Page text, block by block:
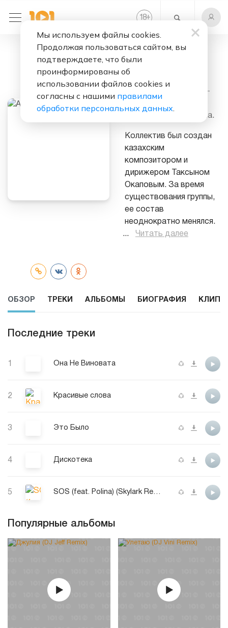
18+
A’Studio
A`Studio (А-Студио) —
российская поп-группа.
Коллектив был создан
казахским
композитором и
дирижером Таксыном
Окаповым. За время
существования группы,
ее состав
неоднократно менялся.
...
Читать далее
ОБЗОР ТРЕКИ АЛЬБОМЫ БИОГРАФИЯ КЛИПЫ
Последние треки
Она Не Виновата
2 Красивые слова
3 Это Было
4 Дискотека
5 SOS (feat. Polina) (Skylark Remix - Nic Fanciulli Edit)
Популярные альбомы
Мы используем файлы cookies.
Продолжая пользоваться сайтом, вы
подтверждаете, что были
проинформированы об
использовании файлов cookies и
согласны с нашими правилами
обработки персональных данных.